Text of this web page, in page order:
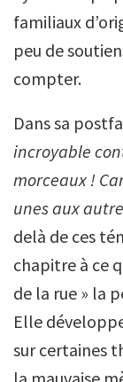
familiaux
peu de
compter.
Dans sa
incroyable
morceaux !
unes aux
delà de ces
chapitre à ce
de la rue » la
Elle
sur certaines